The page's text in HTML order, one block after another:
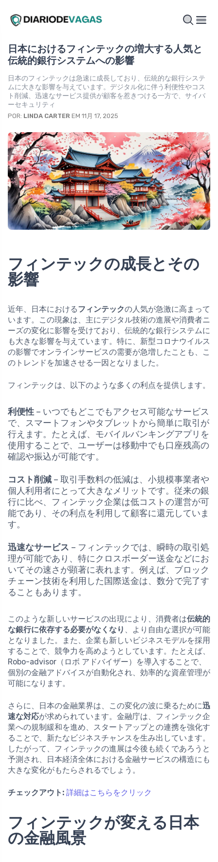
日本におけるフィンテックの増大する人気と
伝統的銀行システムへの影響
日本のフィンテックは急速に成長しており、伝統的な銀行システ
ムに大きな影響を与えています。デジタル化に伴う利便性やコス
ト削減、迅速なサービス提供が顧客を惹きつける一方で、サイバ
ーセキュリティ
POR: LINDA CARTER EM 11月 17, 2025
フィンテックの成長とその
影響
近年、日本におけるフィンテックの人気が急激に高まって
います。この現象は、主にデジタル技術の進展や消費者ニ
ーズの変化に影響を受けており、伝統的な銀行システムに
も大きな影響を与えています。特に、新型コロナウイルス
の影響でオンラインサービスの需要が急増したことも、こ
のトレンドを加速させる一因となりました。
フィンテックは、以下のような多くの利点を提供します。
利便性 – いつでもどこでもアクセス可能なサービス
で、スマートフォンやタブレットから簡単に取引が
行えます。たとえば、モバイルバンキングアプリを
使用することで、ユーザーは移動中でも口座残高の
確認や振込が可能です。
コスト削減 – 取引手数料の低減は、小規模事業者や
個人利用者にとって大きなメリットです。従来の銀
行に比べ、フィンテック企業は低コストの運営が可
能であり、その利点を利用して顧客に還元していま
す。
迅速なサービス – フィンテックでは、瞬時の取引処
理が可能であり、特にクロスボーダー送金などにお
いてその速さが顕著に表れます。例えば、ブロック
チェーン技術を利用した国際送金は、数分で完了す
ることもあります。
このような新しいサービスの出現により、消費者は伝統的
な銀行に依存する必要がなくなり
、より自由な選択が可能
となりました。また、企業も新しいビジネスモデルを採用
することで、競争力を高めようとしています。たとえば、
Robo-advisor（ロボ アドバイザー）を導入することで、
個別の金融アドバイスが自動化され、効率的な資産管理が
可能になります。
さらに、日本の金融業界は、この変化の波に乗るために迅
速な対応が求められています。金融庁は、フィンテック企
業への規制緩和を進め、スタートアップとの連携を強化す
ることで、新たなビジネスチャンスを生み出しています。
したがって、フィンテックの進展は今後も続くであろうと
予測され、日本経済全体における金融サービスの構造にも
大きな変化がもたらされるでしょう。
チェックアウト: 詳細はこちらをクリック
フィンテックが変える日本
の金融風景